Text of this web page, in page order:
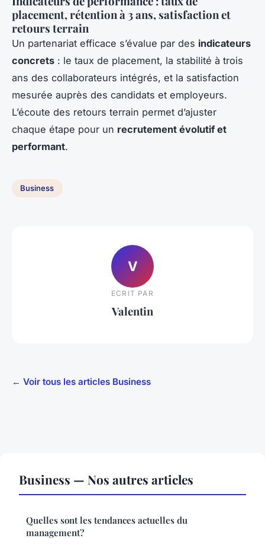
placement, rétention à 3 ans, satisfaction et
retours terrain
Un partenariat efficace s’évalue par des indicateurs
concrets : le taux de placement, la stabilité à trois
ans des collaborateurs intégrés, et la satisfaction
mesurée auprès des candidats et employeurs.
L’écoute des retours terrain permet d’ajuster
chaque étape pour un recrutement évolutif et
performant.
Business
V
ECRIT PAR
Valentin
← Voir tous les articles Business
Business — Nos autres articles
Quelles sont les tendances actuelles du
management?